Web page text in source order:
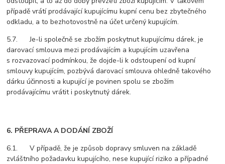
případě vrátí prodávající kupujícímu kupní cenu bez zbytečného
odkladu, a to bezhotovostně na účet určený kupujícím.
5.7. Je-li společně se zbožím poskytnut kupujícímu dárek, je
darovací smlouva mezi prodávajícím a kupujícím uzavřena
s rozvazovací podmínkou, že dojde-li k odstoupení od kupní
smlouvy kupujícím, pozbývá darovací smlouva ohledně takového
dárku účinnosti a kupující je povinen spolu se zbožím
prodávajícímu vrátit i poskytnutý dárek.
6. PŘEPRAVA A DODÁNÍ ZBOŽÍ
6.1. V případě, že je způsob dopravy smluven na základě
zvláštního požadavku kupujícího, nese kupující riziko a případné